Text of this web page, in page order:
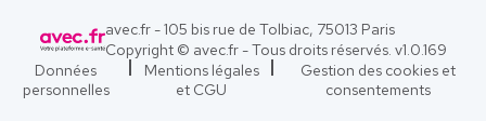
avec.fr - 105 bis rue de Tolbiac, 75013 Paris
Copyright © avec.fr - Tous droits réservés. v1.0.169
Données
personnelles
Mentions légales
et CGU
Gestion des cookies et
consentements